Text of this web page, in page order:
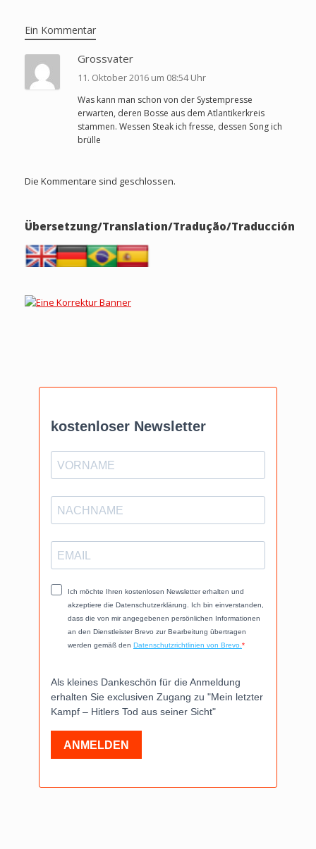
Ein Kommentar
Grossvater
11. Oktober 2016 um 08:54 Uhr
Was kann man schon von der Systempresse
erwarten, deren Bosse aus dem Atlantikerkreis
stammen. Wessen Steak ich fresse, dessen Song ich
brülle
Die Kommentare sind geschlossen.
Übersetzung/Translation/Tradução/Traducción